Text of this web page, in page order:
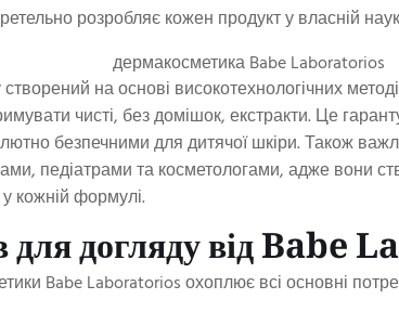
розробляє кожен продукт у власній
на основі високотехнологічних
чисті, без домішок, екстракти. Це
безпечними для дитячої шкіри. Також
педіатрами та косметологами, адже вони
кожній формулі.
для догляду від
Babe Laboratorios охоплює всі основні